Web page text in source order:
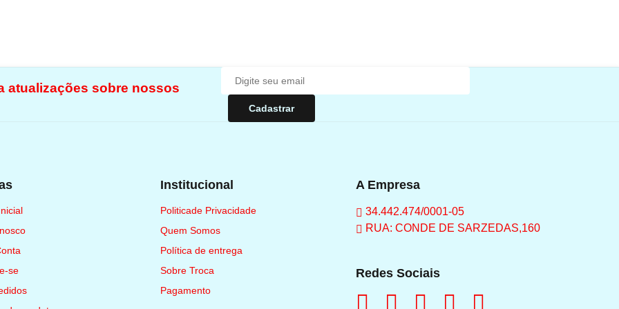
atualizações sobre nossos
Cadastrar
se
Institucional
Politicade Privacidade
Quem Somos
Política de entrega
Sobre Troca
Pagamento
A Empresa
34.442.474/0001-05
RUA: CONDE DE SARZEDAS,160
Redes Sociais